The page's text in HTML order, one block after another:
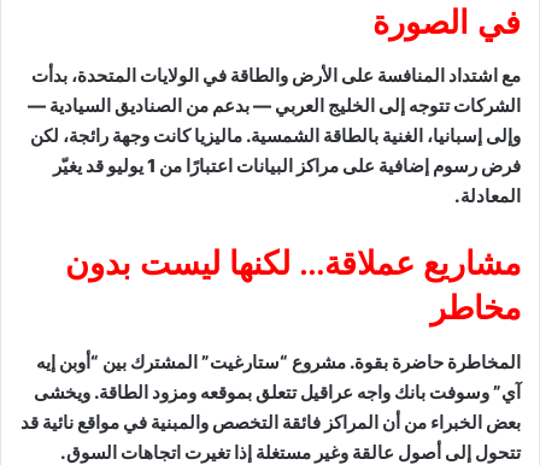
في الصورة
مع اشتداد المنافسة على الأرض والطاقة في الولايات المتحدة، بدأت
الشركات تتوجه إلى الخليج العربي — بدعم من الصناديق السيادية —
وإلى إسبانيا، الغنية بالطاقة الشمسية. ماليزيا كانت وجهة رائجة، لكن
فرض رسوم إضافية على مراكز البيانات اعتبارًا من 1 يوليو قد يغيّر
المعادلة.
مشاريع عملاقة… لكنها ليست بدون
مخاطر
المخاطرة حاضرة بقوة. مشروع “ستارغيت” المشترك بين “أوبن إيه
آي” وسوفت بانك واجه عراقيل تتعلق بموقعه ومزود الطاقة. ويخشى
بعض الخبراء من أن المراكز فائقة التخصص والمبنية في مواقع نائية قد
تتحول إلى أصول عالقة وغير مستغلة إذا تغيرت اتجاهات السوق.